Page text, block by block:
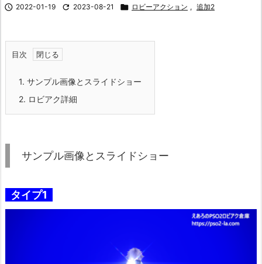
 2022-01-19  2023-08-21  ロビーアクション , 追加2
目次
1. サンプル画像とスライドショー
2. ロビアク詳細
サンプル画像とスライドショー
タイプ1